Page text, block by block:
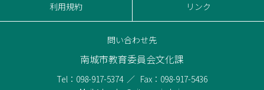
利用規約 リンク
問い合わせ先
南城市教育委員会文化課
Tel：098-917-5374
Fax：098-917-5436